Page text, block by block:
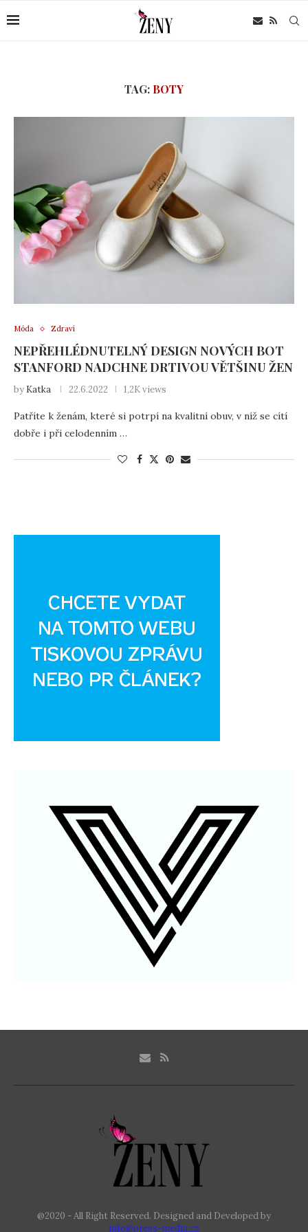
TAG: BOTY
Móda Zdraví
NEPŘEHLÉDNUTELNÝ DESIGN NOVÝCH BOT
STANFORD NADCHNE DRTIVOU VĚTŠINU ŽEN
by Katka 22.6.2022 1,2K views
Patříte k ženám, které si potrpí na kvalitní obuv, v níž se cítí
dobře i při celodenním …
@2020 - All Right Reserved. Designed and Developed by
info@press-media.cz